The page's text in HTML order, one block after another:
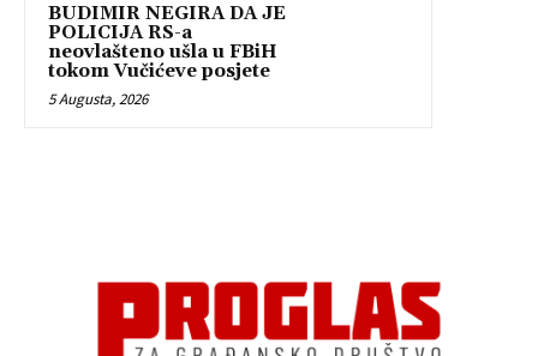
BUDIMIR NEGIRA DA JE
POLICIJA RS-a
neovlašteno ušla u FBiH
tokom Vučićeve posjete
5 Augusta, 2026